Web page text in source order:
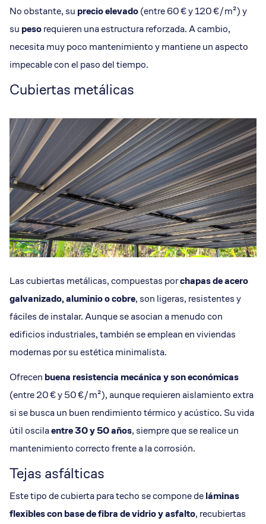
No obstante, su precio elevado(entre 60 € y 120 €/m²) y
su pesorequieren una estructura reforzada. A cambio,
necesita muy poco mantenimiento y mantiene un aspecto
impecable con el paso del tiempo.
Cubiertas metálicas
Las cubiertas metálicas, compuestas porchapas de acero
galvanizado, aluminio o cobre, son ligeras, resistentes y
fáciles de instalar. Aunque se asocian a menudo con
edificios industriales, también se emplean en viviendas
modernas por su estética minimalista.
Ofrecen buena resistencia mecánica y son económicas
(entre 20 € y 50 €/m²), aunque requieren aislamiento extra
si se busca un buen rendimiento térmico y acústico. Su vida
útil oscilaentre 30 y 50 años, siempre que se realice un
mantenimiento correcto frente a la corrosión.
Tejas asfálticas
Este tipo de cubierta para techo se compone deláminas
flexibles con base de fibra de vidrio y asfalto, recubiertas